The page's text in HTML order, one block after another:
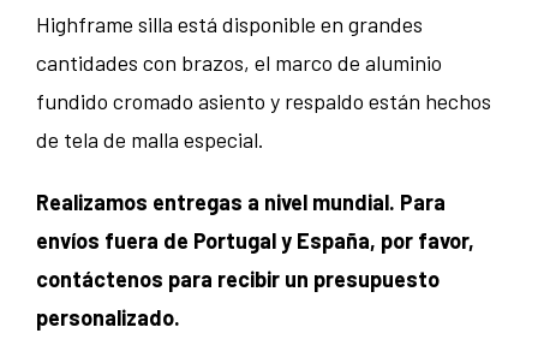
Highframe silla está disponible en grandes
cantidades con brazos, el marco de aluminio
fundido cromado asiento y respaldo están hechos
de tela de malla especial.
Realizamos entregas a nivel mundial. Para
envíos fuera de Portugal y España, por favor,
contáctenos para recibir un presupuesto
personalizado.